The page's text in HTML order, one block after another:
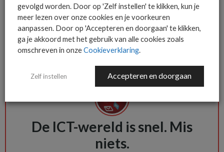
Zover is het nu nog niet, maar het kan geen kwaad nu al te
investeren in kennis en ervaring met AI in telecom en UC. De
uitdaging wordt om de balans te vinden tussen de technologie
en de dagelijkse praktijk van veilig, effectief en vooral
De ICT-wereld is snel. Mis
niets.
gevolgd worden. Door op 'Zelf instellen' te klikken, kun je
meer lezen over onze cookies en je voorkeuren
aanpassen. Door op 'Accepteren en doorgaan' te klikken,
ga je akkoord met het gebruik van alle cookies zoals
omschreven in onzeCookieverklaring.
Zelf instellen Accepteren en doorgaan